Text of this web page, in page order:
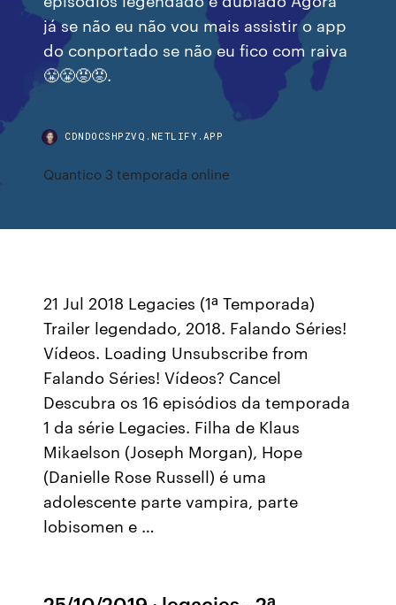
já se não eu não vou mais assistir o app
do conportado se não eu fico com raiva
😤😤😡😡.
CDNDOCSHPZVQ.NETLIFY.APP
Quantico 3 temporada online
21 Jul 2018 Legacies (1ª Temporada)
Trailer legendado, 2018. Falando Séries!
Vídeos. Loading Unsubscribe from
Falando Séries! Vídeos? Cancel
Descubra os 16 episódios da temporada
1 da série Legacies. Filha de Klaus
Mikaelson (Joseph Morgan), Hope
(Danielle Rose Russell) é uma
adolescente parte vampira, parte
lobisomen e …